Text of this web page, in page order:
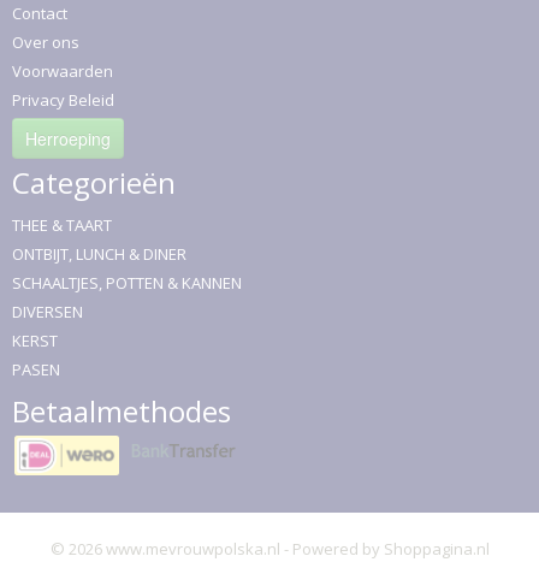
Contact
Over ons
Voorwaarden
Privacy Beleid
Herroeping
Categorieën
THEE & TAART
ONTBIJT, LUNCH & DINER
SCHAALTJES, POTTEN & KANNEN
DIVERSEN
KERST
PASEN
Betaalmethodes
© 2026 www.mevrouwpolska.nl - Powered by Shoppagina.nl